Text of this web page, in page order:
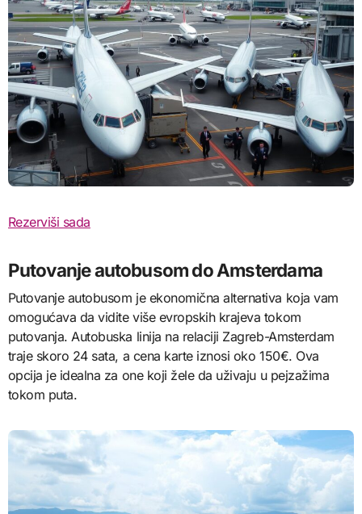
Rezerviši sada
Putovanje autobusom do Amsterdama
Putovanje autobusom je ekonomična alternativa koja vam
omogućava da vidite više evropskih krajeva tokom
putovanja. Autobuska linija na relaciji Zagreb-Amsterdam
traje skoro 24 sata, a cena karte iznosi oko 150€. Ova
opcija je idealna za one koji žele da uživaju u pejzažima
tokom puta.